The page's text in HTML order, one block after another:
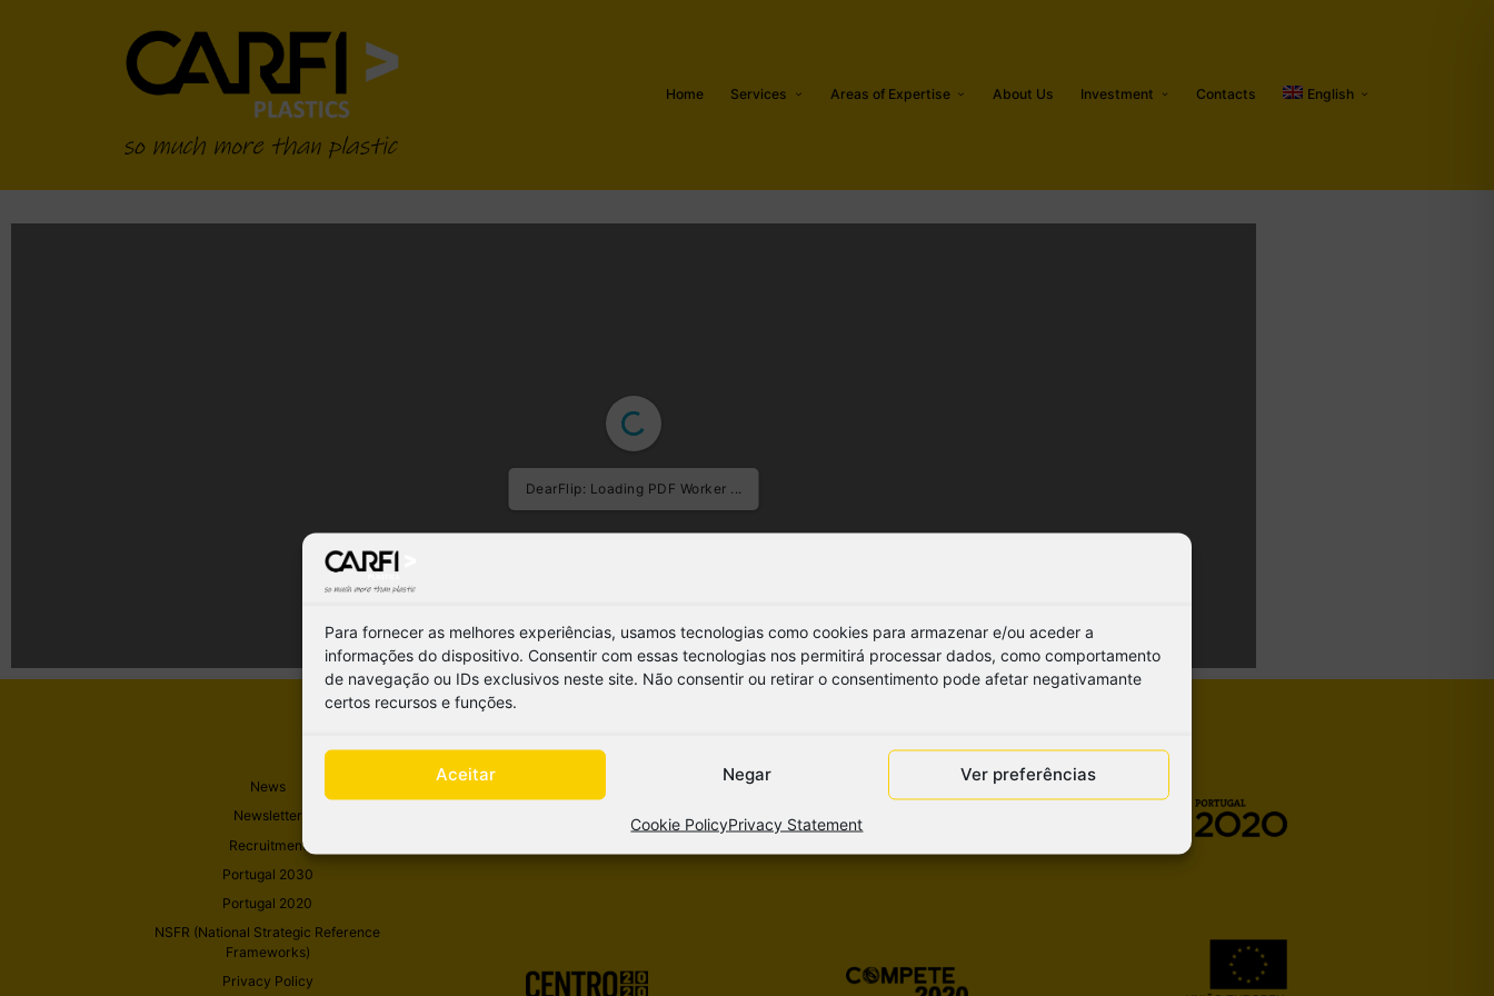
Para fornecer as melhores experiências, usamos tecnologias como cookies para armazenar e/ou aceder a
informações do dispositivo. Consentir com essas tecnologias nos permitirá processar dados, como comportamento
de navegação ou IDs exclusivos neste site. Não consentir ou retirar o consentimento pode afetar negativamante
certos recursos e funções.
Aceitar Negar Ver preferências
Cookie PolicyPrivacy Statement
Home Services Areas of Expertise About Us Investment Contacts English
DearFlip: Loading PDF Worker ...
News
Newsletter
Recruitment
Portugal 2030
Portugal 2020
NSFR (National Strategic Reference
Frameworks)
Privacy Policy